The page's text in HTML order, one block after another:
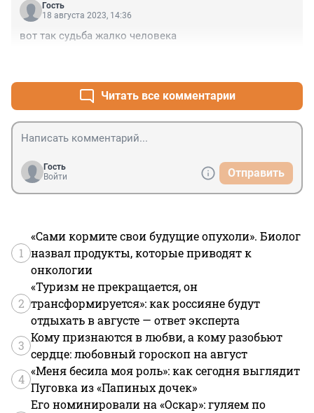
Гость
18 августа 2023, 14:36
вот так судьба жалко человека
Читать все комментарии
Гость
Войти
Отправить
1
«Сами кормите свои будущие опухоли». Биолог
назвал продукты, которые приводят к
онкологии
2
«Туризм не прекращается, он
трансформируется»: как россияне будут
отдыхать в августе — ответ эксперта
3
Кому признаются в любви, а кому разобьют
сердце: любовный гороскоп на август
4
«Меня бесила моя роль»: как сегодня выглядит
Пуговка из «Папиных дочек»
Его номинировали на «Оскар»: гуляем по